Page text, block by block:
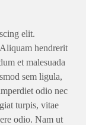
elit.
hendrerit
et malesuada
sem ligula,
odio nec
turpis, vitae
odio. Nam ut